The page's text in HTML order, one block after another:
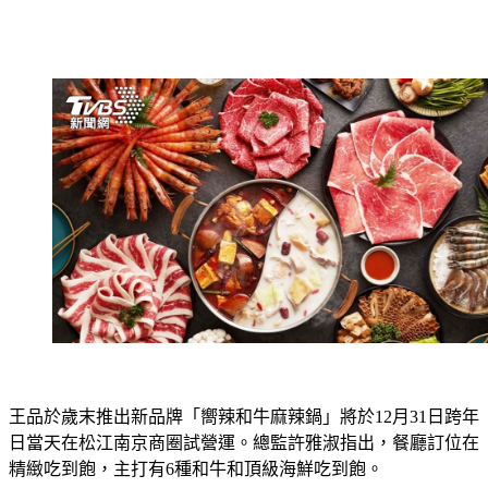
王品於歲末推出新品牌「嚮辣和牛麻辣鍋」將於12月31日跨年
日當天在松江南京商圈試營運。總監許雅淑指出，餐廳訂位在
精緻吃到飽，主打有6種和牛和頂級海鮮吃到飽。